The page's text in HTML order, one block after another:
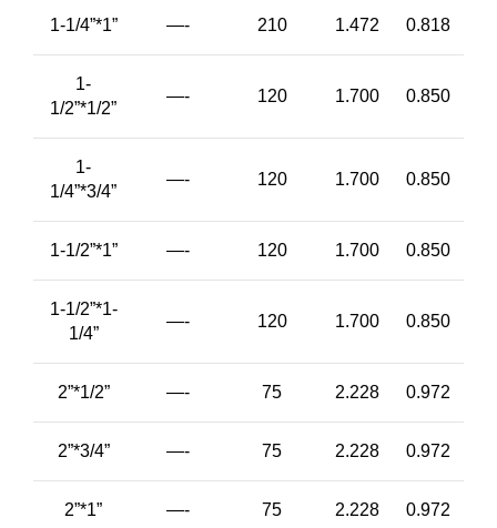
1-1/4”*1” —- 210 1.472 0.818
1-
1/2”*1/2”
—- 120 1.700 0.850
1-
1/4”*3/4”
—- 120 1.700 0.850
1-1/2”*1” —- 120 1.700 0.850
1-1/2”*1-
1/4”
—- 120 1.700 0.850
2”*1/2” —- 75 2.228 0.972
2”*3/4” —- 75 2.228 0.972
2”*1” —- 75 2.228 0.972